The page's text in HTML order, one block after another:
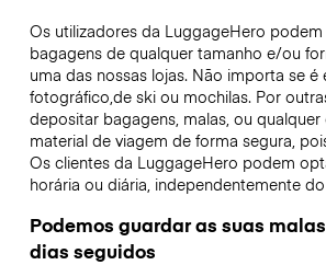
Os utilizadores da LuggageHero
bagagens de qualquer tamanho e/ou
uma das nossas lojas. Não importa se é
fotográfico,de ski ou mochilas. Por
depositar bagagens, malas, ou
material de viagem de forma segura,
Os clientes da LuggageHero podem
horária ou diária, independentemente
Podemos guardar as suas
dias seguidos